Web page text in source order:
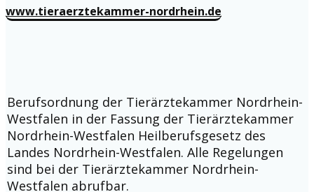
www.tieraerztekammer-nordrhein.de
Berufsordnung der Tierärztekammer Nordrhein-
Westfalen in der Fassung der Tierärztekammer
Nordrhein-Westfalen Heilberufsgesetz des
Landes Nordrhein-Westfalen. Alle Regelungen
sind bei der Tierärztekammer Nordrhein-
Westfalen abrufbar.